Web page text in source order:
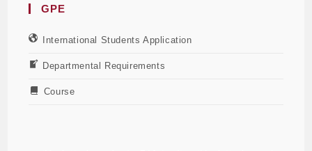
GPE
International Students Application
Departmental Requirements
Course